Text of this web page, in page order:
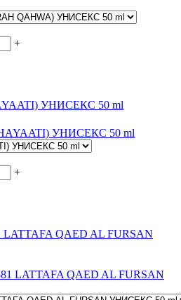
+
УНИСЕКС 50 ml
+
QAED AL FURSAN